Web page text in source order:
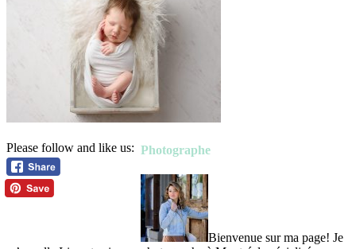
Please follow and like us: Photographe
Bienvenue sur ma page! Je